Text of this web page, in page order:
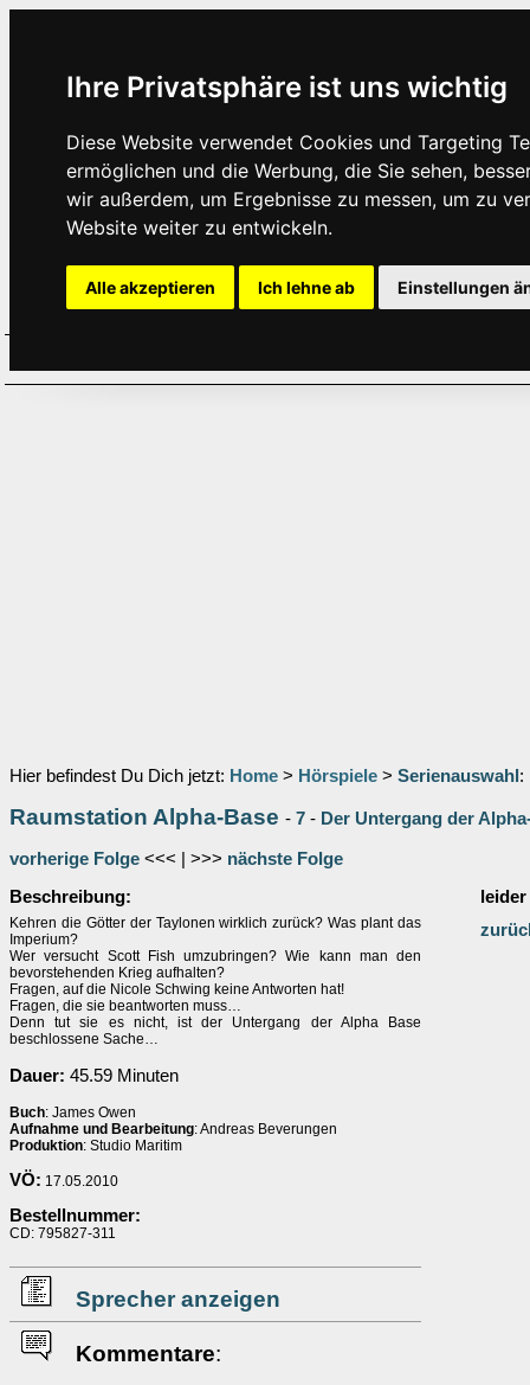
Ihre Privatsphäre ist uns wichtig
Diese Website verwendet Cookies und Targeting
ermöglichen und die Werbung, die Sie sehen,
wir außerdem, um Ergebnisse zu messen, um zu
Website weiter zu entwickeln.
Alle akzeptieren Ich lehne ab Einstellungen
Hier befindest Du Dich jetzt: Home > Hörspiele > Serienauswahl :
Raumstation Alpha-Base - 7 - Der Untergang der
vorherige Folge <<< | >>> nächste Folge
Beschreibung:
Kehren die Götter der Taylonen wirklich zurück? Was plant das
Imperium?
Wer versucht Scott Fish umzubringen? Wie kann man den
bevorstehenden Krieg aufhalten?
Fragen, auf die Nicole Schwing keine Antworten hat!
Fragen, die sie beantworten muss…
Denn tut sie es nicht, ist der Untergang der Alpha Base
beschlossene Sache…
Dauer: 45.59 Minuten
Buch: James Owen
Aufnahme und Bearbeitung: Andreas Beverungen
Produktion: Studio Maritim
VÖ: 17.05.2010
Bestellnummer:
CD: 795827-311
Sprecher anzeigen
Kommentare: